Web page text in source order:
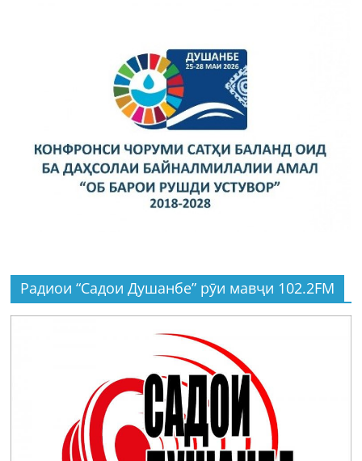
Радиои “Садои Душанбе” рӯи мавҷи 102.2FM